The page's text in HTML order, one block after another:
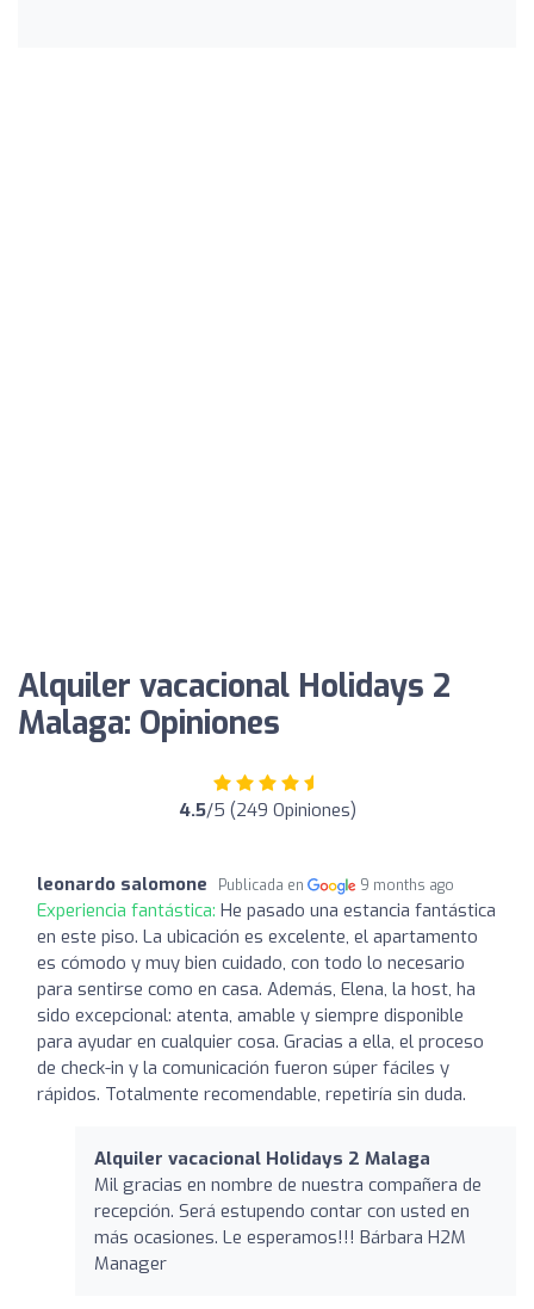
Alquiler vacacional Holidays 2
Malaga: Opiniones
4.5/5 (249 Opiniones)
leonardo salomone Publicada en 9 months ago
Experiencia fantástica: He pasado una estancia fantástica
en este piso. La ubicación es excelente, el apartamento
es cómodo y muy bien cuidado, con todo lo necesario
para sentirse como en casa. Además, Elena, la host, ha
sido excepcional: atenta, amable y siempre disponible
para ayudar en cualquier cosa. Gracias a ella, el proceso
de check-in y la comunicación fueron súper fáciles y
rápidos. Totalmente recomendable, repetiría sin duda.
Alquiler vacacional Holidays 2 Malaga
Mil gracias en nombre de nuestra compañera de
recepción. Será estupendo contar con usted en
más ocasiones. Le esperamos!!! Bárbara H2M
Manager